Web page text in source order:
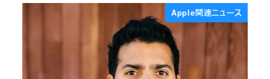
Apple関連ニュース